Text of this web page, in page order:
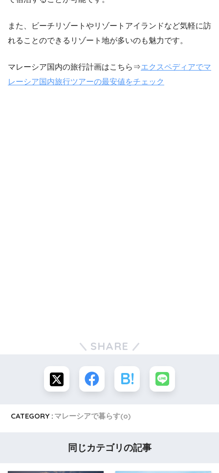
また、ビーチリゾートやリゾートアイランドなど気軽に訪
れることのできるリゾート地が多いのも魅力です。
マレーシア国内の旅行計画はこちら⇒エクスペディアでマ
レーシア国内旅行ツアーの最安値をチェック
SHARE
CATEGORY : マレーシアで暮らす(o)
同じカテゴリの記事